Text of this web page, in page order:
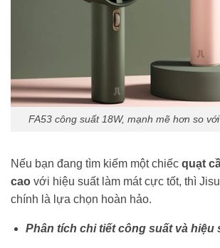
FA53 công suất 18W, mạnh mẽ hơn so
Nếu bạn đang tìm kiếm một chiếc quạt
cao với hiệu suất làm mát cực tốt, thì
chính là lựa chọn hoàn hảo.
Phân tích chi tiết công suất và hiệu